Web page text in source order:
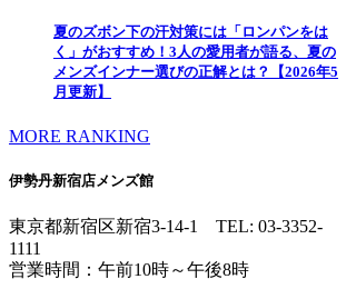
夏のズボン下の汗対策には「ロンパンをは
く」がおすすめ！3人の愛用者が語る、夏の
メンズインナー選びの正解とは？【2026年5
月更新】
MORE RANKING
伊勢丹新宿店メンズ館
東京都新宿区新宿3-14-1 TEL: 03-3352-
1111
営業時間：午前10時～午後8時